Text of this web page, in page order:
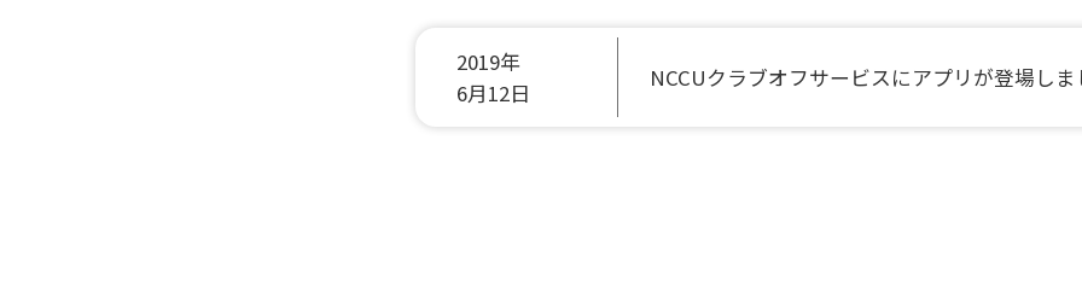
2019年
6月12日
NCCUクラブオフサービスにアプリが登場しま